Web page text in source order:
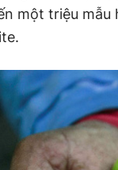
một triệu